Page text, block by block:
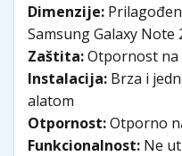
Dimenzije:
Samsung Galaxy Note
Zaštita:Otpornost na
Instalacija: Brza i
alatom
Otpornost:Otporno
Funkcionalnost: Ne